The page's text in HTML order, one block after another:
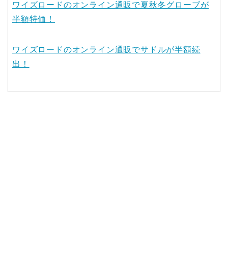
ワイズロードのオンライン通販で夏秋冬グローブが
半額特価！
ワイズロードのオンライン通販でサドルが半額続
出！